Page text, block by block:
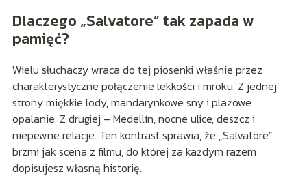
Dlaczego „Salvatore” tak zapada w
pamięć?
Wielu słuchaczy wraca do tej piosenki właśnie przez
charakterystyczne połączenie lekkości i mroku. Z jednej
strony miękkie lody, mandarynkowe sny i plażowe
opalanie. Z drugiej – Medellín, nocne ulice, deszcz i
niepewne relacje. Ten kontrast sprawia, że „Salvatore”
brzmi jak scena z filmu, do której za każdym razem
dopisujesz własną historię.